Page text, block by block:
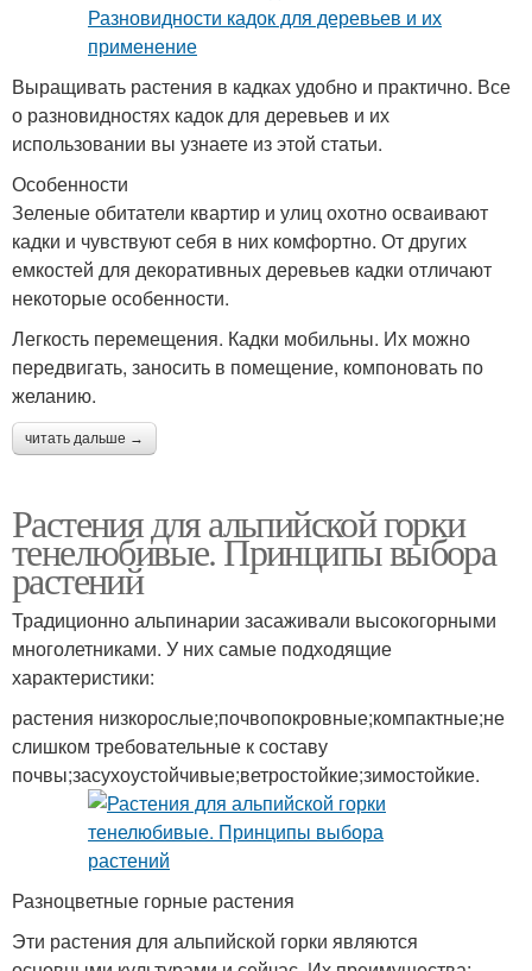
Выращивать растения в кадках удобно и практично. Все
о разновидностях кадок для деревьев и их
использовании вы узнаете из этой статьи.
Особенности
Зеленые обитатели квартир и улиц охотно осваивают
кадки и чувствуют себя в них комфортно. От других
емкостей для декоративных деревьев кадки отличают
некоторые особенности.
Легкость перемещения. Кадки мобильны. Их можно
передвигать, заносить в помещение, компоновать по
желанию.
читать дальше →
Растения для альпийской горки
тенелюбивые. Принципы выбора
растений
Традиционно альпинарии засаживали высокогорными
многолетниками. У них самые подходящие
характеристики:
растения низкорослые;почвопокровные;компактные;не
слишком требовательные к составу
почвы;засухоустойчивые;ветростойкие;зимостойкие.
Разноцветные горные растения
Эти растения для альпийской горки являются